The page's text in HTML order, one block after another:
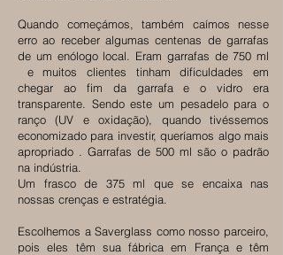
Quando começámos, também caímos nesse
erro ao receber algumas centenas de garrafas
de um enólogo local. Eram garrafas de 750 ml
e muitos clientes tinham dificuldades em
chegar ao fim da garrafa e o vidro era
transparente. Sendo este um pesadelo para o
ranço (UV e oxidação), quando tivéssemos
economizado para investir, queríamos algo mais
apropriado . Garrafas de 500 ml são o padrão
na indústria.
Um frasco de 375 ml que se encaixa nas
nossas crenças e estratégia.
Escolhemos a Saverglass como nosso parceiro,
pois eles têm sua fábrica em França e têm